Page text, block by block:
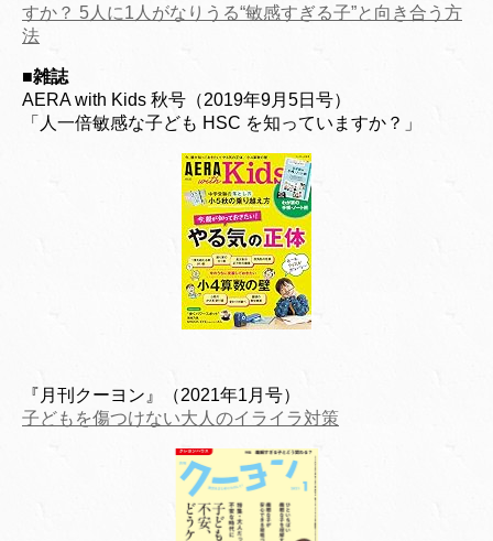
すか？ 5人に1人がなりうる“敏感すぎる子”と向き合う方
法
■雑誌
AERA with Kids 秋号（2019年9月5日号）
「人一倍敏感な子ども HSC を知っていますか？」
『月刊クーヨン』（2021年1月号）
子どもを傷つけない大人のイライラ対策